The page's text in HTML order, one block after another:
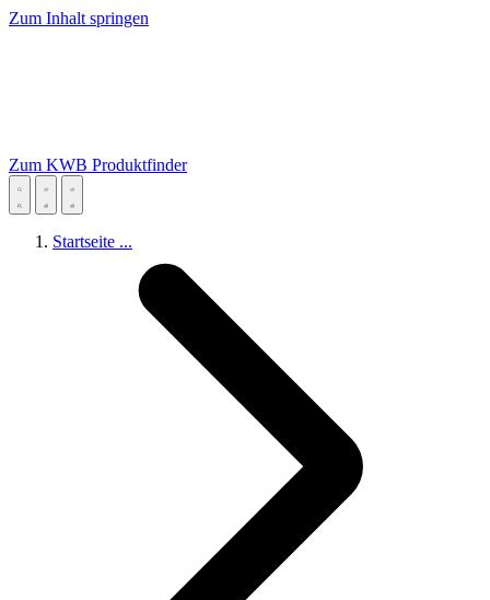
Zum Inhalt springen
Zum KWB Produktfinder
Startseite ...